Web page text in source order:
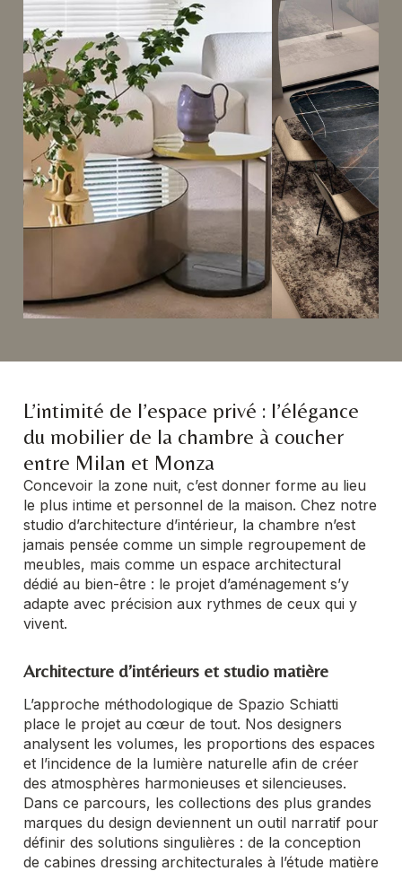
L’intimité de l’espace privé : l’élégance
du mobilier de la chambre à coucher
entre Milan et Monza
Concevoir la zone nuit, c’est donner forme au lieu
le plus intime et personnel de la maison. Chez notre
studio d’architecture d’intérieur, la chambre n’est
jamais pensée comme un simple regroupement de
meubles, mais comme un espace architectural
dédié au bien-être : le projet d’aménagement s’y
adapte avec précision aux rythmes de ceux qui y
vivent.
Architecture d’intérieurs et studio matière
L’approche méthodologique de Spazio Schiatti
place le projet au cœur de tout. Nos designers
analysent les volumes, les proportions des espaces
et l’incidence de la lumière naturelle afin de créer
des atmosphères harmonieuses et silencieuses.
Dans ce parcours, les collections des plus grandes
marques du design deviennent un outil narratif pour
définir des solutions singulières : de la conception
de cabines dressing architecturales à l’étude matière